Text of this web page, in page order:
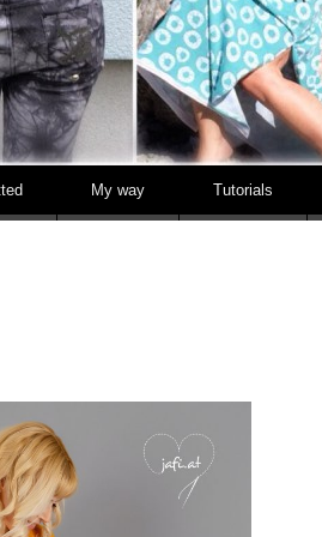
My way Tutorials